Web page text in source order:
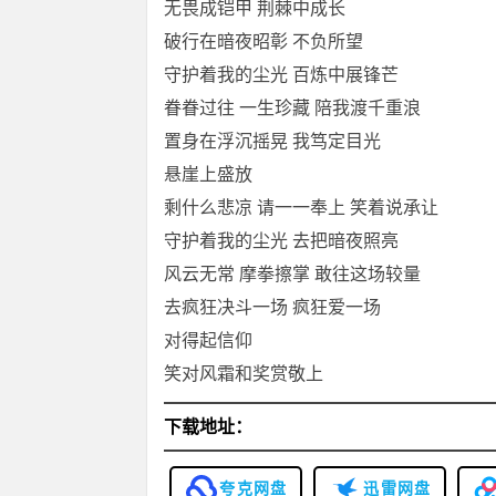
无畏成铠甲 荆棘中成长
破行在暗夜昭彰 不负所望
守护着我的尘光 百炼中展锋芒
眷眷过往 一生珍藏 陪我渡千重浪
置身在浮沉摇晃 我笃定目光
悬崖上盛放
剩什么悲凉 请一一奉上 笑着说承让
守护着我的尘光 去把暗夜照亮
风云无常 摩拳擦掌 敢往这场较量
去疯狂决斗一场 疯狂爱一场
对得起信仰
笑对风霜和奖赏敬上
下载地址：
夸克网盘 迅雷网盘